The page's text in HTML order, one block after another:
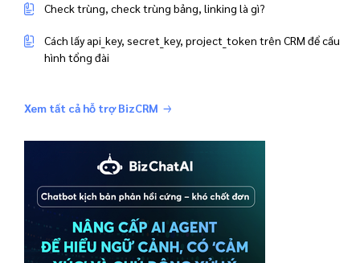
Check trùng, check trùng bảng, linking là gì?
Cách lấy api_key, secret_key, project_token trên CRM để cấu
hình tổng đài
Xem tất cả hỗ trợ BizCRM